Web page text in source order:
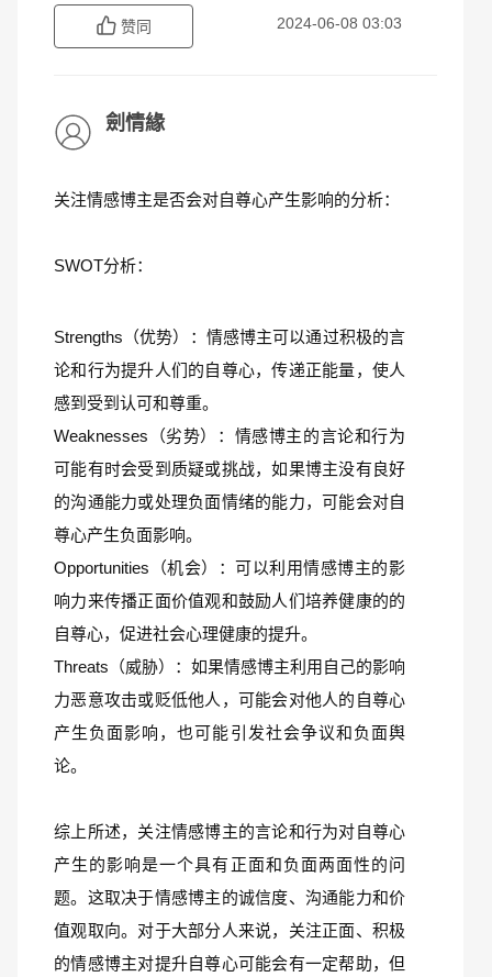
赞同 2024-06-08 03:03
劍情緣
关注情感博主是否会对自尊心产生影响的分析：
SWOT分析：
Strengths（优势）：情感博主可以通过积极的言
论和行为提升人们的自尊心，传递正能量，使人
感到受到认可和尊重。
Weaknesses（劣势）：情感博主的言论和行为
可能有时会受到质疑或挑战，如果博主没有良好
的沟通能力或处理负面情绪的能力，可能会对自
尊心产生负面影响。
Opportunities（机会）：可以利用情感博主的影
响力来传播正面价值观和鼓励人们培养健康的的
自尊心，促进社会心理健康的提升。
Threats（威胁）：如果情感博主利用自己的影响
力恶意攻击或贬低他人，可能会对他人的自尊心
产生负面影响，也可能引发社会争议和负面舆
论。
综上所述，关注情感博主的言论和行为对自尊心
产生的影响是一个具有正面和负面两面性的问
题。这取决于情感博主的诚信度、沟通能力和价
值观取向。对于大部分人来说，关注正面、积极
的情感博主对提升自尊心可能会有一定帮助，但